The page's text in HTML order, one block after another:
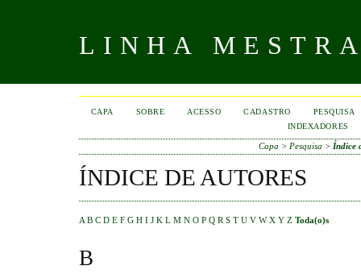
LINHA
CAPA SOBRE ACESSO CADASTRO
PESQUISA
INDEXADORES
Capa > Pesquisa > Índice
ÍNDICE DE AUTORES
A B C D E F G H I J K L M N O P Q R S T U V W X Y Z Toda(o)s
B